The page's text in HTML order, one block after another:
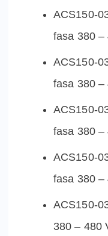
ACS150-
fasa 380 –
ACS150-
fasa 380 –
ACS150-
fasa 380 –
ACS150-
fasa 380 –
ACS150-
380 – 480